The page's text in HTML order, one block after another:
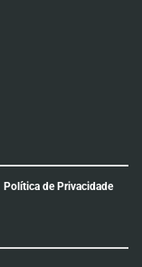
Política de Privacidade